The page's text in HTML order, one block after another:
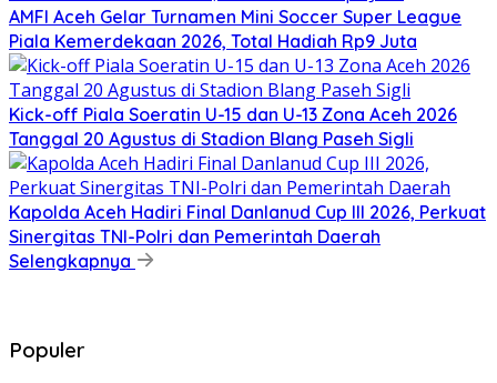
AMFI Aceh Gelar Turnamen Mini Soccer Super League
Piala Kemerdekaan 2026, Total Hadiah Rp9 Juta
Kick-off Piala Soeratin U-15 dan U-13 Zona Aceh 2026
Tanggal 20 Agustus di Stadion Blang Paseh Sigli
Kapolda Aceh Hadiri Final Danlanud Cup III 2026, Perkuat
Sinergitas TNI-Polri dan Pemerintah Daerah
Selengkapnya
Populer